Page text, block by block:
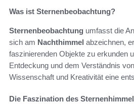
Was ist Sternenbeobachtung?
Sternenbeobachtung umfasst die
sich am Nachthimmel abzeichnen,
faszinierenden Objekte zu erkunden
Entdeckung und dem Verständnis
Wissenschaft und Kreativität eine
Die Faszination des